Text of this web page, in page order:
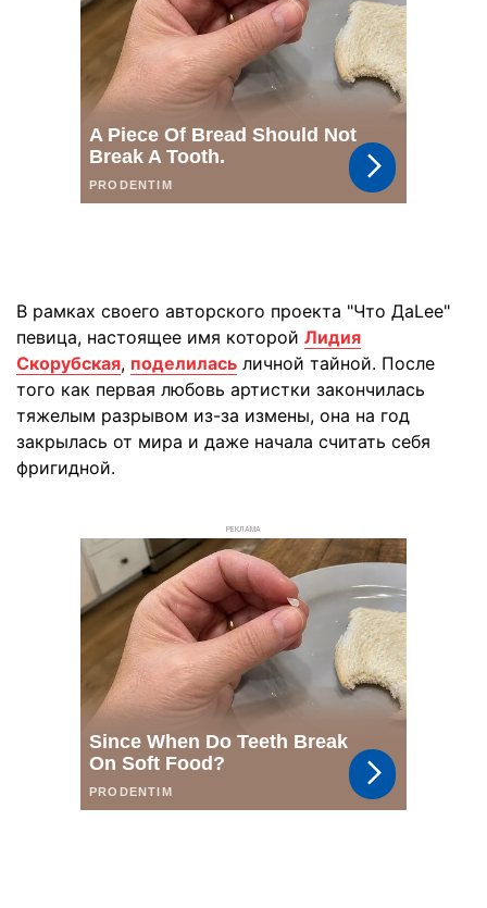
В рамках своего авторского проекта "Что ДаLee"
певица, настоящее имя которой Лидия
Скорубская, поделилась личной тайной. После
того как первая любовь артистки закончилась
тяжелым разрывом из-за измены, она на год
закрылась от мира и даже начала считать себя
фригидной.
РЕКЛАМА